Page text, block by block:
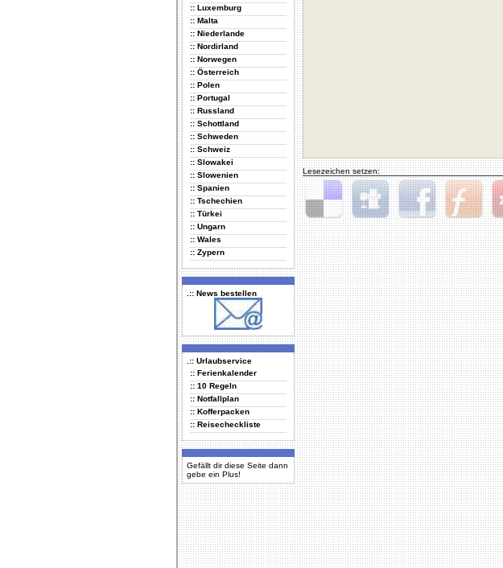
:: Luxemburg
:: Malta
:: Niederlande
:: Nordirland
:: Norwegen
:: Österreich
:: Polen
:: Portugal
:: Russland
:: Schottland
:: Schweden
:: Schweiz
:: Slowakei
:: Slowenien
:: Spanien
:: Tschechien
:: Türkei
:: Ungarn
:: Wales
:: Zypern
.:: News bestellen
.:: Urlaubservice
:: Ferienkalender
:: 10 Regeln
:: Notfallplan
:: Kofferpacken
:: Reisecheckliste
Gefällt dir diese Seite dann
gebe ein Plus!
Lesezeichen setzen:
Delicious Digg Facebook Furl